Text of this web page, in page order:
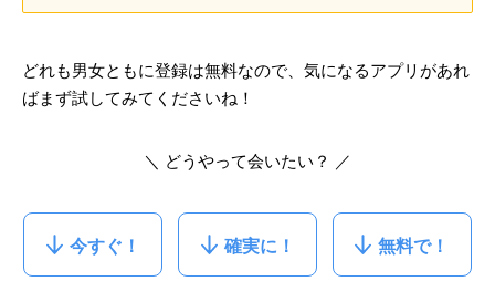
どれも男女ともに登録は無料なので、気になるアプリがあれ
ばまず試してみてくださいね！
＼ どうやって会いたい？ ／
今すぐ！ 確実に！ 無料で！